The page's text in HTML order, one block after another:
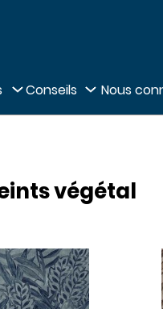
Conseils Nous
végétal